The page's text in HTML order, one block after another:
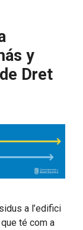
y
Dret
a l’edifici
té com a